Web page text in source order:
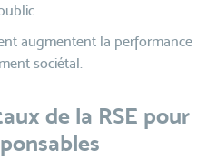
augmentent la performance
sociétal.
de la RSE pour